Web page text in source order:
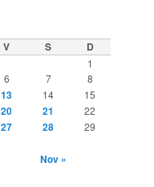
V S D
1
6 7
8
13 14 15
20 21
22
27 28 29
Nov »